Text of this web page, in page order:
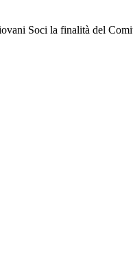
Soci la finalità del